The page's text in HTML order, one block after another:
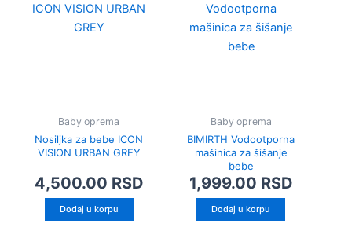
Baby oprema
Nosiljka za bebe ICON
VISION URBAN GREY
4,500.00 RSD
Dodaj u korpu
Baby oprema
BIMIRTH Vodootporna
mašinica za šišanje
bebe
1,999.00 RSD
Dodaj u korpu